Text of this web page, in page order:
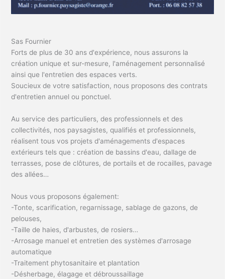
Sas Fournier
Forts de plus de 30 ans d'expérience, nous assurons la
création unique et sur-mesure, l'aménagement personnalisé
ainsi que l'entretien des espaces verts.
Soucieux de votre satisfaction, nous proposons des contrats
d'entretien annuel ou ponctuel.
Au service des particuliers, des professionnels et des
collectivités, nos paysagistes, qualifiés et professionnels,
réalisent tous vos projets d'aménagements d'espaces
extérieurs tels que : création de bassins d'eau, dallage de
terrasses, pose de clôtures, de portails et de rocailles, pavage
des allées…
Nous vous proposons également:
-Tonte, scarification, regarnissage, sablage de gazons, de
pelouses,
-Taille de haies, d'arbustes, de rosiers…
-Arrosage manuel et entretien des systèmes d'arrosage
automatique
-Traitement phytosanitaire et plantation
-Désherbage, élagage et débroussaillage